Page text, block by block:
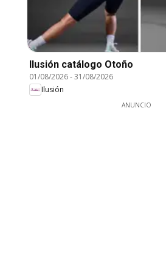
Ilusión catálogo Otoño
01/08/2026-31/08/2026
Ilusión
ANUNCIO